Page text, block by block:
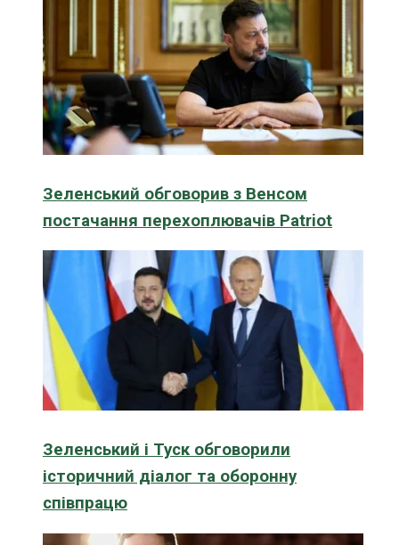
Зеленський обговорив з Венсом
постачання перехоплювачів Patriot
Зеленський і Туск обговорили
історичний діалог та оборонну
співпрацю